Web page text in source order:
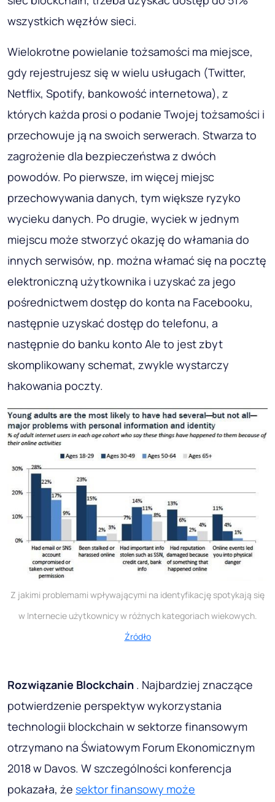
wszystkich węzłów sieci.
Wielokrotne powielanie tożsamości ma miejsce,
gdy rejestrujesz się w wielu usługach (Twitter,
Netflix, Spotify, bankowość internetowa), z
których każda prosi o podanie Twojej tożsamości i
przechowuje ją na swoich serwerach. Stwarza to
zagrożenie dla bezpieczeństwa z dwóch
powodów. Po pierwsze, im więcej miejsc
przechowywania danych, tym większe ryzyko
wycieku danych. Po drugie, wyciek w jednym
miejscu może stworzyć okazję do włamania do
innych serwisów, np. można włamać się na pocztę
elektroniczną użytkownika i uzyskać za jego
pośrednictwem dostęp do konta na Facebooku,
następnie uzyskać dostęp do telefonu, a
następnie do banku konto Ale to jest zbyt
skomplikowany schemat, zwykle wystarczy
hakowania poczty.
Z jakimi problemami wpływającymi na identyfikację spotykają się
w Internecie użytkownicy w różnych kategoriach wiekowych.
Źródło
Rozwiązanie Blockchain . Najbardziej znaczące
potwierdzenie perspektyw wykorzystania
technologii blockchain w sektorze finansowym
otrzymano na Światowym Forum Ekonomicznym
2018 w Davos. W szczególności konferencja
pokazała, że sektor finansowy może